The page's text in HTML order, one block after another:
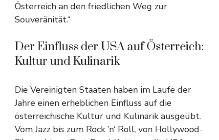
Österreich an den friedlichen Weg zur
Souveränität.“
Der Einfluss der USA auf Österreich:
Kultur und Kulinarik
Die Vereinigten Staaten haben im Laufe der
Jahre einen erheblichen Einfluss auf die
österreichische Kultur und Kulinarik ausgeübt.
Vom Jazz bis zum Rock ’n‘ Roll, von Hollywood-